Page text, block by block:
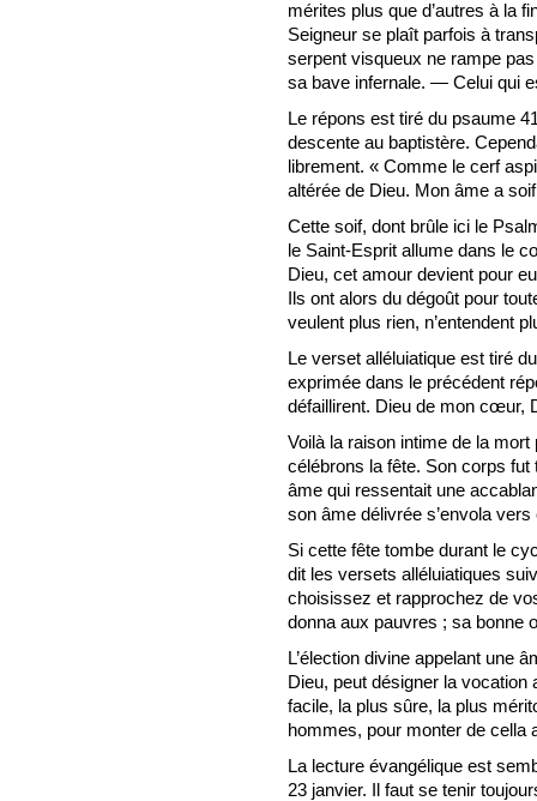
mérites plus que d’autres à la
Seigneur se plaît parfois à
serpent visqueux ne rampe
sa bave infernale. — Celui qui
Le répons est tiré du psaume
descente au baptistère.
librement. « Comme le cerf
altérée de Dieu. Mon âme a
Cette soif, dont brûle ici le
le Saint-Esprit allume dans le
Dieu, cet amour devient pour
Ils ont alors du dégoût pour
veulent plus rien, n’entendent
Le verset alléluiatique est tiré
exprimée dans le précédent
défaillirent. Dieu de mon cœur,
Voilà la raison intime de la mort
célébrons la fête. Son corps
âme qui ressentait une
son âme délivrée s’envola
Si cette fête tombe durant le
dit les versets alléluiatiques
choisissez et rapprochez de
donna aux pauvres ; sa bonne
L’élection divine appelant une
Dieu, peut désigner la vocation
facile, la plus sûre, la plus
hommes, pour monter de cella
La lecture évangélique est
23 janvier. Il faut se tenir